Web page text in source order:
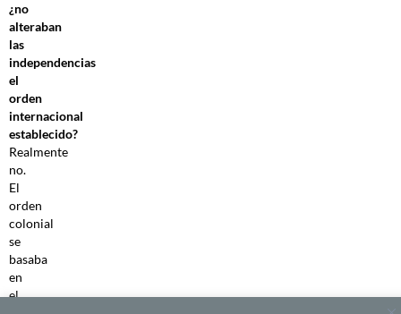
¿no
alteraban
las
independencias
el
orden
internacional
establecido?
Realmente
no.
El
orden
colonial
se
basaba
en
el